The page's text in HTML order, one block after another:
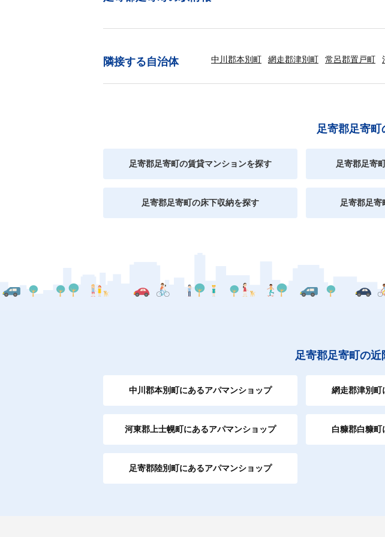
隣接する自治体 中川郡本別町 網走郡津別町 常呂郡置戸町
足寄郡足寄町
足寄郡足寄町の賃貸マンションを探す 足寄郡足寄
足寄郡足寄町の床下収納を探す 足寄郡足
足寄郡足寄町の
中川郡本別町にあるアパマンショップ 網走郡津別町
河東郡上士幌町にあるアパマンショップ 白糠郡白糠町
足寄郡陸別町にあるアパマンショップ